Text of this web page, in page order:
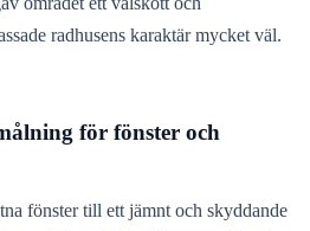
radhusens karaktär mycket väl.
för fönster och
fönster till ett jämnt och skyddande